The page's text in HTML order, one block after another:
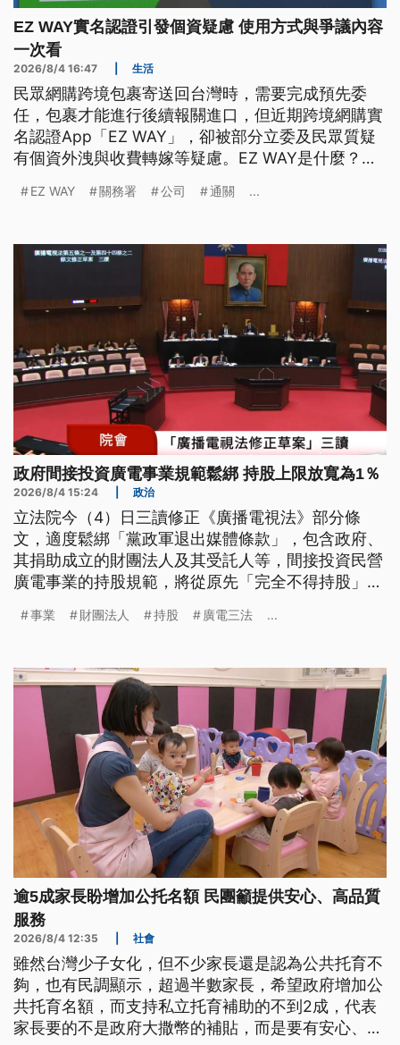
EZ WAY實名認證引發個資疑慮 使用方式與爭議內容
一次看
2026/8/4 16:47 生活
民眾網購跨境包裹寄送回台灣時，需要完成預先委
任，包裹才能進行後續報關進口，但近期跨境網購實
名認證App「EZ WAY」，卻被部分立委及民眾質疑
有個資外洩與收費轉嫁等疑慮。EZ WAY是什麼？當
何？
EZ WAY 關務署 公司 通關 ...
政府間接投資廣電事業規範鬆綁 持股上限放寬為1％
2026/8/4 15:24 政治
立法院今（4）日三讀修正《廣播電視法》部分條
文，適度鬆綁「黨政軍退出媒體條款」，包含政府、
其捐助成立的財團法人及其受託人等，間接投資民營
廣電事業的持股規範，將從原先「完全不得持股」，
事業 財團法人 持股 廣電三法 ...
逾5成家長盼增加公托名額 民團籲提供安心、高品質
服務
2026/8/4 12:35 社會
雖然台灣少子女化，但不少家長還是認為公共托育不
夠，也有民調顯示，超過半數家長，希望政府增加公
共托育名額，而支持私立托育補助的不到2成，代表
家長要的不是政府大撒幣的補貼，而是要有安心、可